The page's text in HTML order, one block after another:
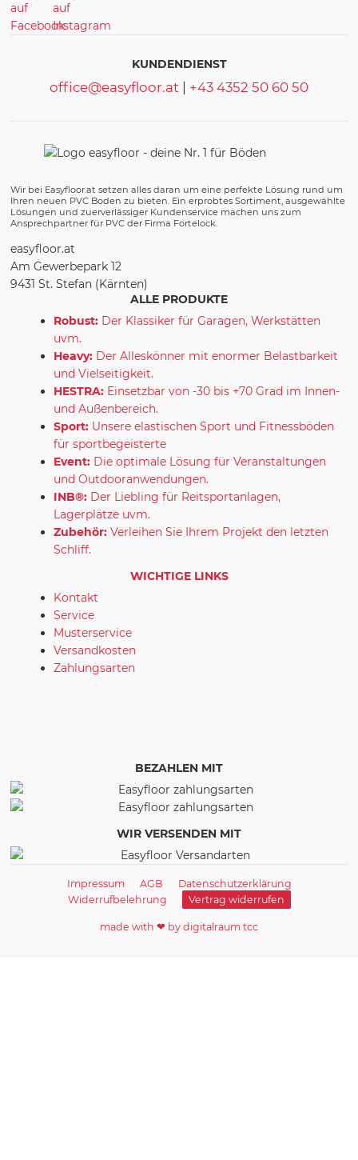
KUNDENDIENST
office@easyfloor.at +43 4352 50 60 50
Wir bei Easyfloor.at setzen alles daran um eine perfekte Lösung rund um
Ihren neuen PVC Boden zu bieten. Ein erprobtes Sortiment, ausgewählte
Lösungen und zuerverlässiger Kundenservice machen uns zum
Ansprechpartner für PVC der Firma Fortelock.
easyfloor.at
Am Gewerbepark 12
9431 St. Stefan (Kärnten)
ALLE PRODUKTE
Robust: Der Klassiker für Garagen, Werkstätten
uvm.
Heavy: Der Alleskönner mit enormer Belastbarkeit
und Vielseitigkeit.
HESTRA: Einsetzbar von -30 bis +70 Grad im Innen-
und Außenbereich.
Sport: Unsere elastischen Sport und Fitnessböden
für sportbegeisterte
Event: Die optimale Lösung für Veranstaltungen
und Outdooranwendungen.
INB®: Der Liebling für Reitsportanlagen,
Lagerplätze uvm.
Zubehör: Verleihen Sie Ihrem Projekt den letzten
Schliff.
WICHTIGE LINKS
Kontakt
Service
Musterservice
Versandkosten
Zahlungsarten
BEZAHLEN MIT
WIR VERSENDEN MIT
Impressum AGB
Datenschutzerklärung
Widerrufbelehrung
Vertrag widerrufen
made with ❤ by digitalraum tcc